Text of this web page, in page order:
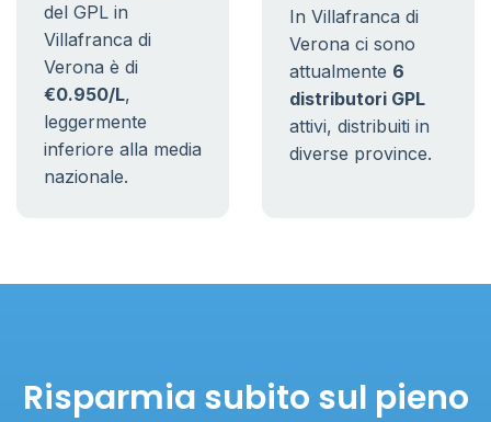
del GPL in
Villafranca di
Verona è di
€0.950/L,
leggermente
inferiore alla media
nazionale.
In Villafranca di
Verona ci sono
attualmente 6
distributori GPL
attivi, distribuiti in
diverse province.
Risparmia subito sul pieno